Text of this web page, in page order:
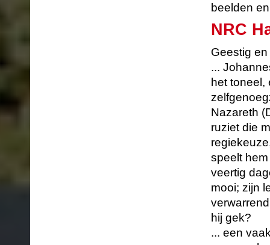
beelden
NRC
Geestig
...
het
Nazareth
ruziet die
speelt
veertig
mooi; zijn
hij gek?
... een